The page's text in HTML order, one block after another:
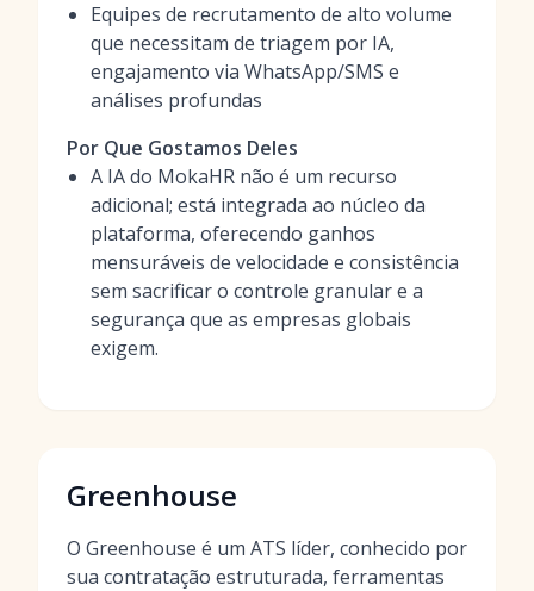
Equipes de recrutamento de alto volume
que necessitam de triagem por IA,
engajamento via WhatsApp/SMS e
análises profundas
Por Que Gostamos Deles
A IA do MokaHR não é um recurso
adicional; está integrada ao núcleo da
plataforma, oferecendo ganhos
mensuráveis de velocidade e consistência
sem sacrificar o controle granular e a
segurança que as empresas globais
exigem.
Greenhouse
O Greenhouse é um ATS líder, conhecido por
sua contratação estruturada, ferramentas